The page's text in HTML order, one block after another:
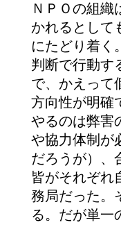
ＮＰＯの組
かれるとして
にたどり着く
判断で行動す
で、かえって
方向性が明確
やるのは弊害
や協力体制が
だろうが）、
皆がそれぞれ
務局だった。
る。だが単一